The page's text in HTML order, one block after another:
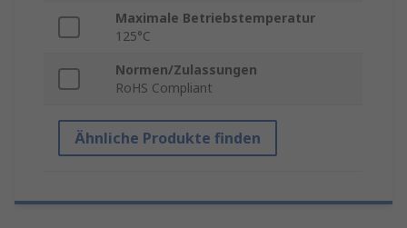
Maximale Betriebstemperatur
125°C
Normen/Zulassungen
RoHS Compliant
Ähnliche Produkte finden